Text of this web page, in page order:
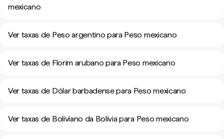
mexicano
Ver taxas de Peso argentino para Peso mexicano
Ver taxas de Florim arubano para Peso mexicano
Ver taxas de Dólar barbadense para Peso mexicano
Ver taxas de Boliviano da Bolívia para Peso mexicano